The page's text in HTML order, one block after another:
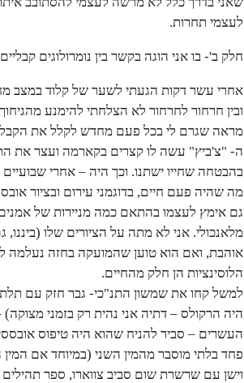
לעצמי תחרות.
חלק ב'- בו אני הוגה בקשר בין נומרולוגים קבליים
אחרי עשר דקות הגעתי לשער של קלוד במצב
ובין חרחור לחרחור לא הצלחתי להימנע
מראה שגרם לי בכל פעם מחדש לקלל את
ה- "צ'ביץ" עשה לו קצרים בקארמה ועצר את
בהבטחה שחייו ישתנו. וכך היה – אחרי
מה שהיה פעם חיים, בדוגמני עירום ובציור
גם אימץ לעצמו בהתאם כמה מניירות של אמנים
מלאנכולי. אני לא מתה על הציורים שלו
אוהבת, ואם הוא טוען שהמועקה בחזה נעלמה
הלוסינציות הן חלק מהחיים.
למשל קחו את שמשון התנ"כי- גבר חזק עם
היה הרקולס – דתיה אני נהית רק בזמני מצוקה)
העשרים – סביר להניח שהוא היה טיפוס
פחד בלתי מוסבר מהמין השני (במיוחד אם
וישן עם שרשרת שום סביב צווארו, ספר תהילים